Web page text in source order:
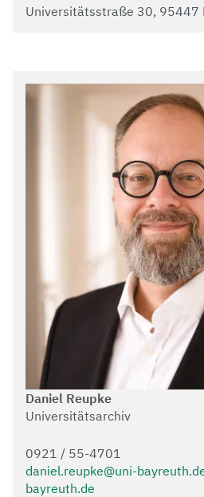
Universitätsstraße 30, 95447
Daniel Reupke
Universitätsarchiv
0921 / 55-4701
daniel.reupke@uni-
bayreuth.de